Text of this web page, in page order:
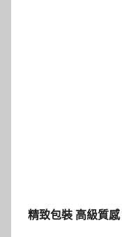
精致包裝 高級質感